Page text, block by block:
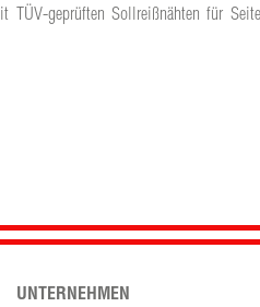
geprüften Sollreißnähten für
UNTERNEHMEN